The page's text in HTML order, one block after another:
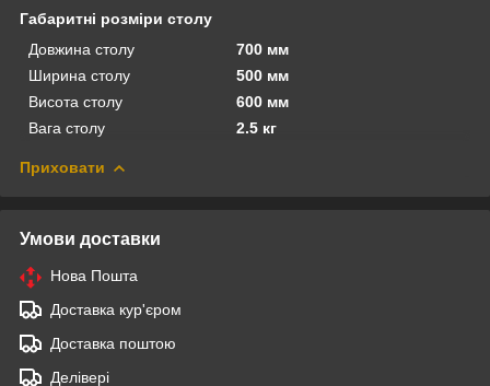
Габаритні розміри столу
Довжина столу
700 мм
Ширина столу
500 мм
Висота столу
600 мм
Вага столу
2.5 кг
Приховати
Умови доставки
Нова Пошта
Доставка кур'єром
Доставка поштою
Делівері